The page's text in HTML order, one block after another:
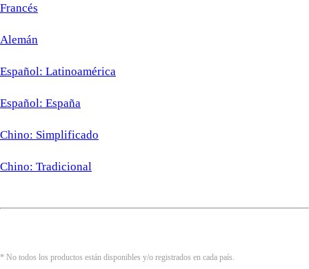
Francés
Alemán
Español: Latinoamérica
Español: España
Chino: Simplificado
Chino: Tradicional
* No todos los productos están disponibles y/o registrados en cada país.